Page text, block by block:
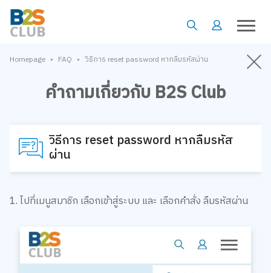
Homepage • FAQ • วิธีการ reset password หากลืมรหัสผ่าน
คำถามเกี่ยวกับ B2S Club
วิธีการ reset password หากลืมรหัส
ผ่าน
1. ไปที่เมนูสมาชิก เลือกเข้าสู่ระบบ และ เลือกคำสั่ง ลืมรหัสผ่าน